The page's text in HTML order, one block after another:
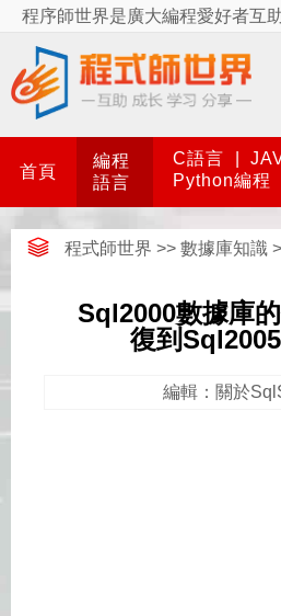
首頁
編程
語言
C語言
Python編程
程式師世界 >> 數據庫知識
Sql2000數據庫
復到
編輯：關於